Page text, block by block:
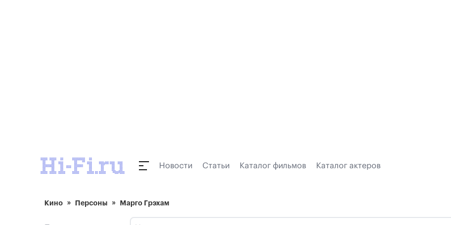
Новости Статьи Каталог фильмов Каталог актеров
Кино Персоны Марго Грэхам